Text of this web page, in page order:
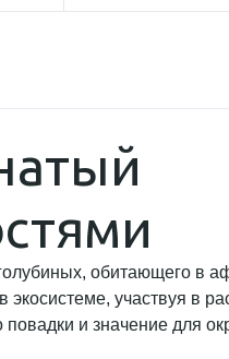
обитающего в
участвуя в
повадки и значение для